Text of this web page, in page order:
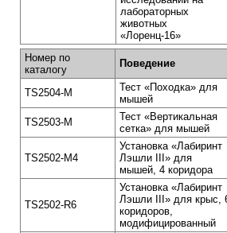
лабораторных
животных
«Лоренц-16»
Номер по
каталогу
Поведение
TS2504-M
Тест «Походка» для
мышей
TS2503-M
Тест «Вертикальная
cетка» для мышей
TS2502-M4
Установка «Лабиринт
Лэшли III» для
мышей, 4 коридора
TS2502-R6
Установка «Лабиринт
Лэшли III» для крыс,
коридоров,
модифицированный